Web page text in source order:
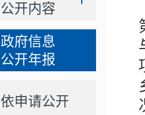
公开内容
政府信息
公开年报
依申请公开